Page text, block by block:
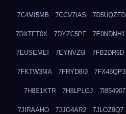
7C4MI5MB 7CCV7IAS 7D5UQZFD
7DXTFT0X 7DYZC5PF 7E0NDNH1
7EUSEMEI 7EYNVZ6I 7FB2DR6D
7FKTW3MA 7FRYD8I9 7FX48QP3
7H8E1KTR 7H8LPLGJ 7I854907
7JIRAAHO 7JJO4AR2 7JLOZ9Q7